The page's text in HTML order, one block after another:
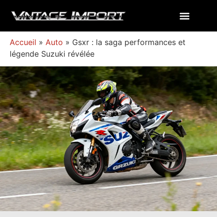
Accueil » Auto » Gsxr : la saga performances et
légende Suzuki révélée